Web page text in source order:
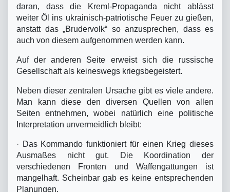
daran, dass die Kreml-Propaganda nicht ablässt
weiter Öl ins ukrainisch-patriotische Feuer zu gießen,
anstatt das „Brudervolk“ so anzusprechen, dass es
auch von diesem aufgenommen werden kann.
Auf der anderen Seite erweist sich die russische
Gesellschaft als keineswegs kriegsbegeistert.
Neben dieser zentralen Ursache gibt es viele andere.
Man kann diese den diversen Quellen von allen
Seiten entnehmen, wobei natürlich eine politische
Interpretation unvermeidlich bleibt:
· Das Kommando funktioniert für einen Krieg dieses
Ausmaßes nicht gut. Die Koordination der
verschiedenen Fronten und Waffengattungen ist
mangelhaft. Scheinbar gab es keine entsprechenden
Planungen.